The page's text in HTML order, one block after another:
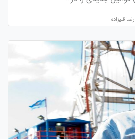
رضا قلیزاده